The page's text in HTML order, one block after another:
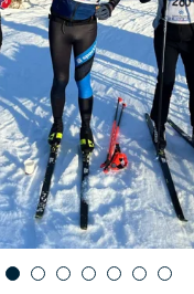
2 3 4 5 6 7 8